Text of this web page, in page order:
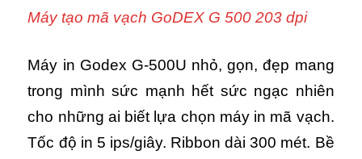
Máy tạo mã vạch GoDEX G 500 203 dpi
Máy in Godex G-500U nhỏ, gọn, đẹp mang
trong mình sức mạnh hết sức ngạc nhiên
cho những ai biết lựa chọn máy in mã vạch.
Tốc độ in 5 ips/giây. Ribbon dài 300 mét. Bề